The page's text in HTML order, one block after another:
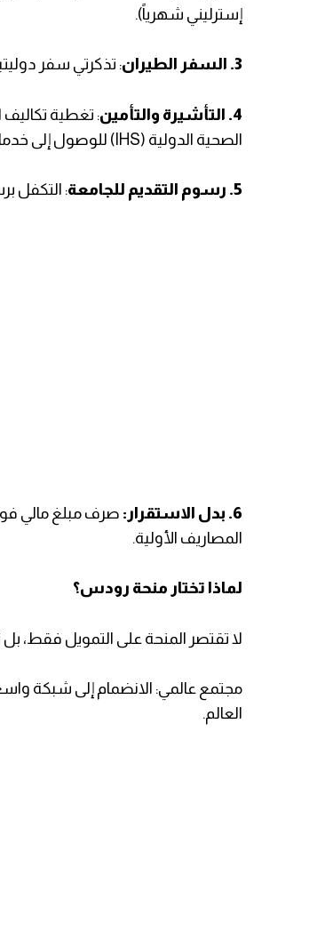
إسترليني شهرياً).
3. ​السفر الطيران : تذكرتي سفر
4. ​التأشيرة والتأمين
: تغطية تكاليف
الصحية الدولية (IHS) للوصول إلى خدمات الصحة الوطنية في المملكة المتحدة.
5. ​رسوم التقديم للجامعة : التكفل
6. ​بدل الاستقرار:
صرف مبلغ مالي
المصاريف الأولية.
​لماذا تختار منحة رودس؟
لا تقتصر المنحة على التمويل فقط،
العالم.